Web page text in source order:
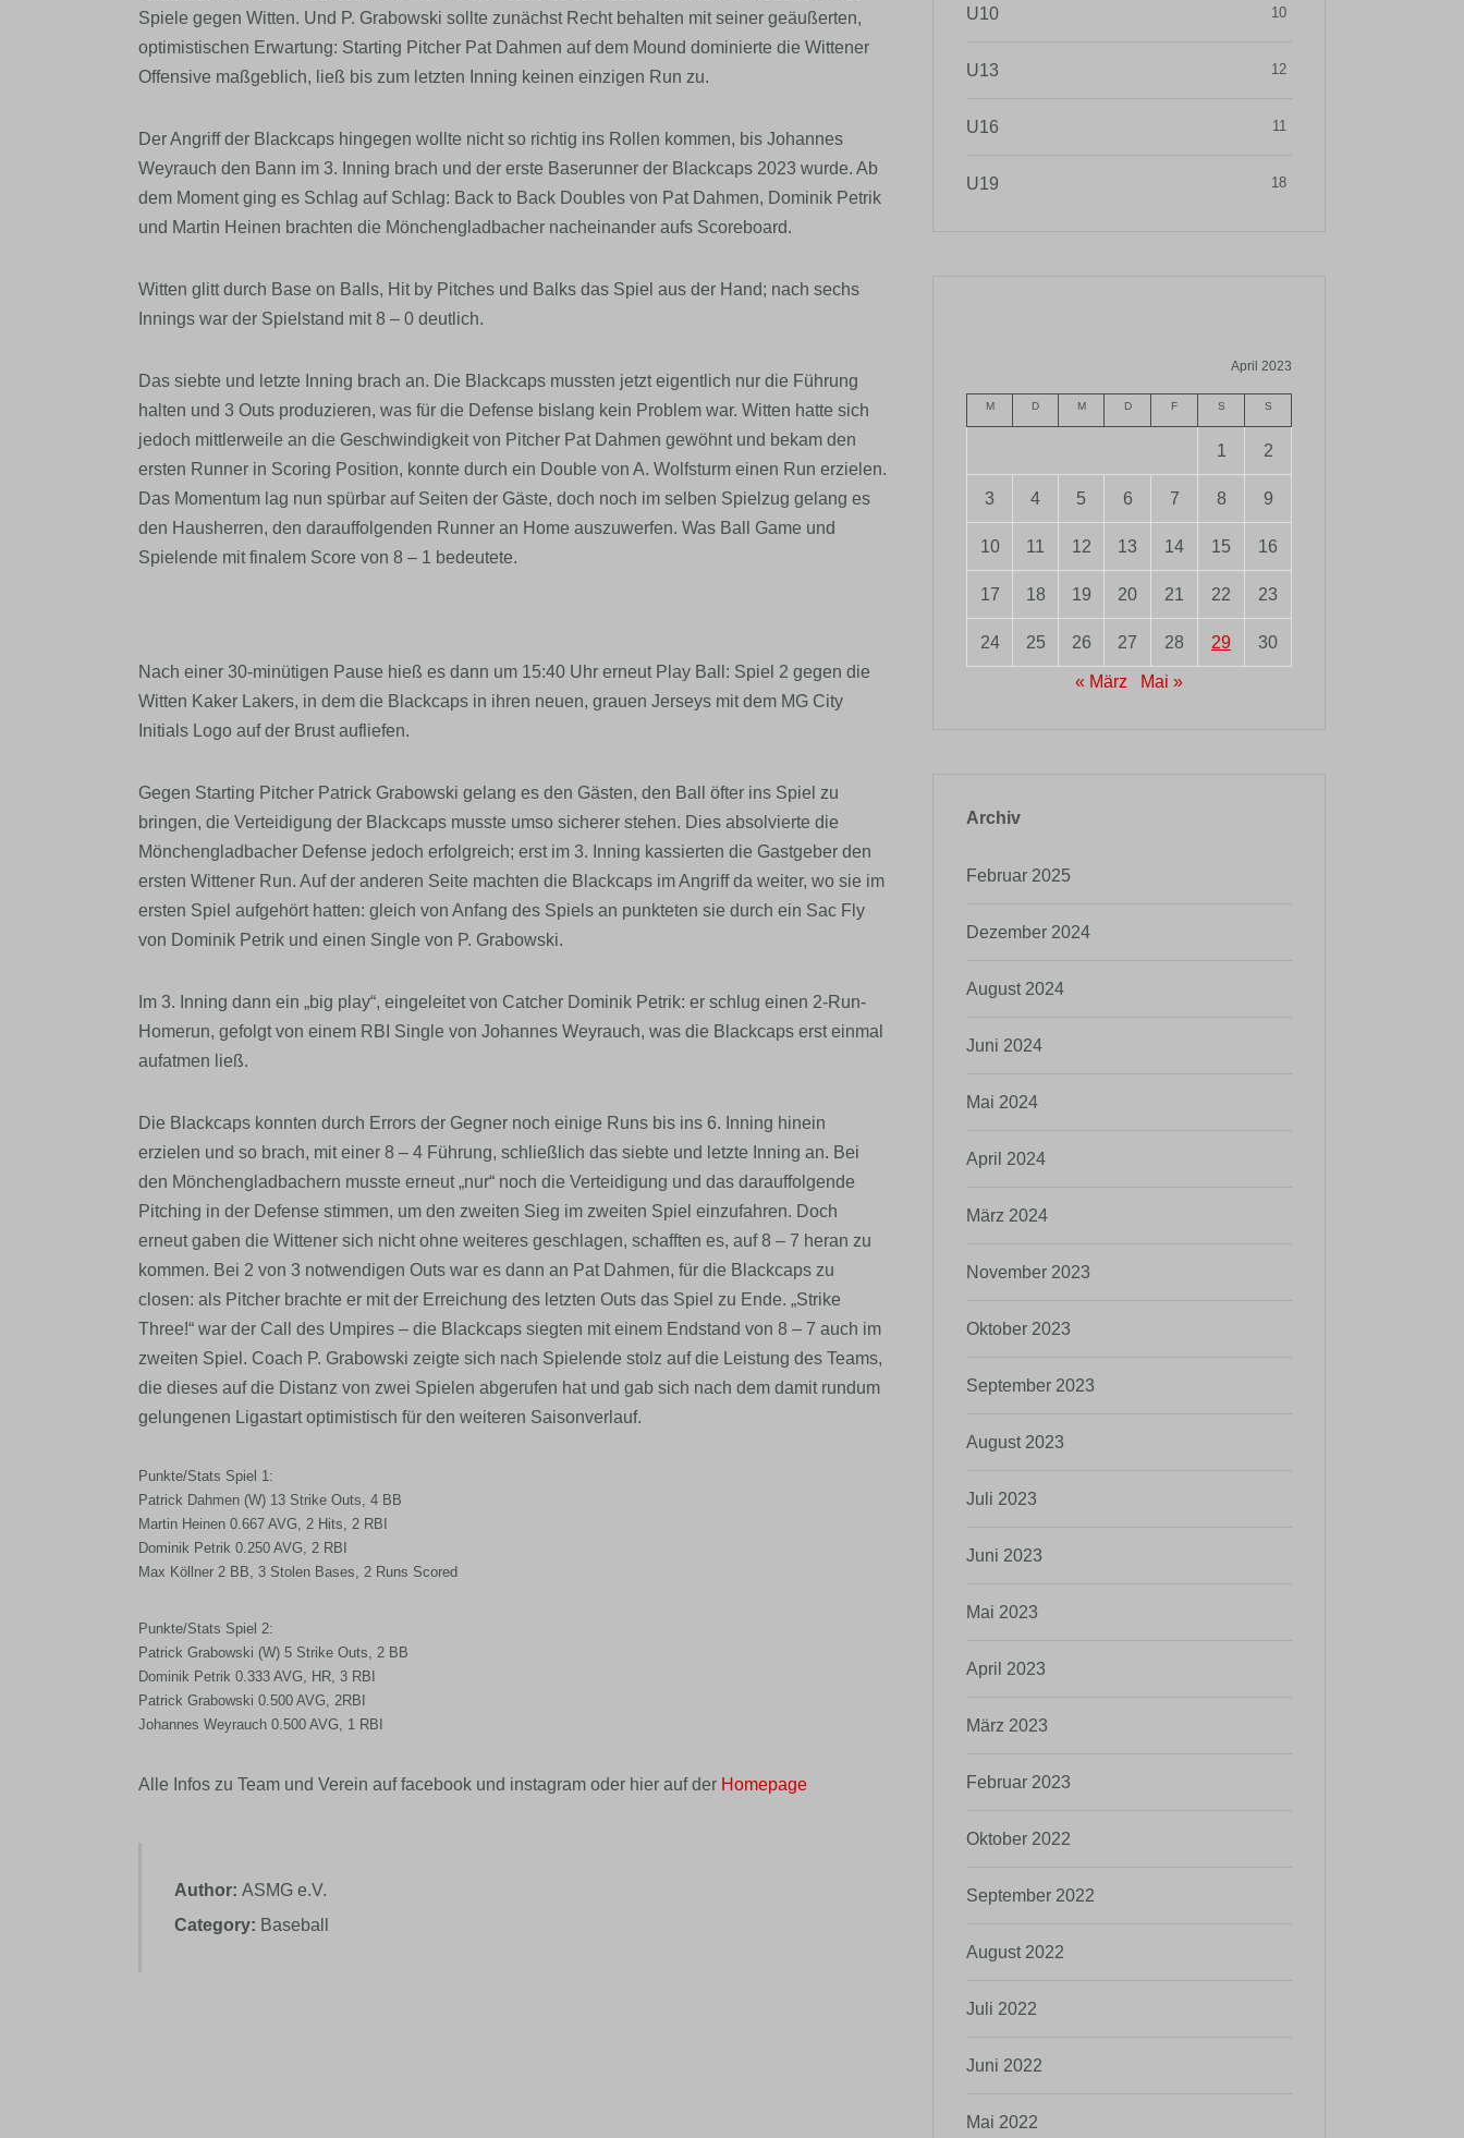
Spiele gegen Witten. Und P. Grabowski sollte zunächst Recht behalten mit seiner geäußerten,
optimistischen Erwartung: Starting Pitcher Pat Dahmen auf dem Mound dominierte die Wittener
Offensive maßgeblich, ließ bis zum letzten Inning keinen einzigen Run zu.
Der Angriff der Blackcaps hingegen wollte nicht so richtig ins Rollen kommen, bis Johannes
Weyrauch den Bann im 3. Inning brach und der erste Baserunner der Blackcaps 2023 wurde. Ab
dem Moment ging es Schlag auf Schlag: Back to Back Doubles von Pat Dahmen, Dominik Petrik
und Martin Heinen brachten die Mönchengladbacher nacheinander aufs Scoreboard.
Witten glitt durch Base on Balls, Hit by Pitches und Balks das Spiel aus der Hand; nach sechs
Innings war der Spielstand mit 8 – 0 deutlich.
Das siebte und letzte Inning brach an. Die Blackcaps mussten jetzt eigentlich nur die Führung
halten und 3 Outs produzieren, was für die Defense bislang kein Problem war. Witten hatte sich
jedoch mittlerweile an die Geschwindigkeit von Pitcher Pat Dahmen gewöhnt und bekam den
ersten Runner in Scoring Position, konnte durch ein Double von A. Wolfsturm einen Run erzielen.
Das Momentum lag nun spürbar auf Seiten der Gäste, doch noch im selben Spielzug gelang es
den Hausherren, den darauffolgenden Runner an Home auszuwerfen. Was Ball Game und
Spielende mit finalem Score von 8 – 1 bedeutete.
Nach einer 30-minütigen Pause hieß es dann um 15:40 Uhr erneut Play Ball: Spiel 2 gegen die
Witten Kaker Lakers, in dem die Blackcaps in ihren neuen, grauen Jerseys mit dem MG City
Initials Logo auf der Brust aufliefen.
Gegen Starting Pitcher Patrick Grabowski gelang es den Gästen, den Ball öfter ins Spiel zu
bringen, die Verteidigung der Blackcaps musste umso sicherer stehen. Dies absolvierte die
Mönchengladbacher Defense jedoch erfolgreich; erst im 3. Inning kassierten die Gastgeber den
ersten Wittener Run. Auf der anderen Seite machten die Blackcaps im Angriff da weiter, wo sie im
ersten Spiel aufgehört hatten: gleich von Anfang des Spiels an punkteten sie durch ein Sac Fly
von Dominik Petrik und einen Single von P. Grabowski.
Im 3. Inning dann ein „big play“, eingeleitet von Catcher Dominik Petrik: er schlug einen 2-Run-
Homerun, gefolgt von einem RBI Single von Johannes Weyrauch, was die Blackcaps erst einmal
aufatmen ließ.
Die Blackcaps konnten durch Errors der Gegner noch einige Runs bis ins 6. Inning hinein
erzielen und so brach, mit einer 8 – 4 Führung, schließlich das siebte und letzte Inning an. Bei
den Mönchengladbachern musste erneut „nur“ noch die Verteidigung und das darauffolgende
Pitching in der Defense stimmen, um den zweiten Sieg im zweiten Spiel einzufahren. Doch
erneut gaben die Wittener sich nicht ohne weiteres geschlagen, schafften es, auf 8 – 7 heran zu
kommen. Bei 2 von 3 notwendigen Outs war es dann an Pat Dahmen, für die Blackcaps zu
closen: als Pitcher brachte er mit der Erreichung des letzten Outs das Spiel zu Ende. „Strike
Three!“ war der Call des Umpires – die Blackcaps siegten mit einem Endstand von 8 – 7 auch im
zweiten Spiel. Coach P. Grabowski zeigte sich nach Spielende stolz auf die Leistung des Teams,
die dieses auf die Distanz von zwei Spielen abgerufen hat und gab sich nach dem damit rundum
gelungenen Ligastart optimistisch für den weiteren Saisonverlauf.
Punkte/Stats Spiel 1:
Patrick Dahmen (W) 13 Strike Outs, 4 BB
Martin Heinen 0.667 AVG, 2 Hits, 2 RBI
Dominik Petrik 0.250 AVG, 2 RBI
Max Köllner 2 BB, 3 Stolen Bases, 2 Runs Scored
Punkte/Stats Spiel 2:
Patrick Grabowski (W) 5 Strike Outs, 2 BB
Dominik Petrik 0.333 AVG, HR, 3 RBI
Patrick Grabowski 0.500 AVG, 2RBI
Johannes Weyrauch 0.500 AVG, 1 RBI
Alle Infos zu Team und Verein auf facebook und instagram oder hier auf der Homepage
Author: ASMG e.V.
Category: Baseball
U10 10
U13 12
U16 11
U19 18
April 2023
M D M D F S S
1 2
3 4 5 6 7 8 9
10 11 12 13 14 15 16
17 18 19 20 21 22 23
24 25 26 27 28 29 30
« März Mai »
Archiv
Februar 2025
Dezember 2024
August 2024
Juni 2024
Mai 2024
April 2024
März 2024
November 2023
Oktober 2023
September 2023
August 2023
Juli 2023
Juni 2023
Mai 2023
April 2023
März 2023
Februar 2023
Oktober 2022
September 2022
August 2022
Juli 2022
Juni 2022
Mai 2022